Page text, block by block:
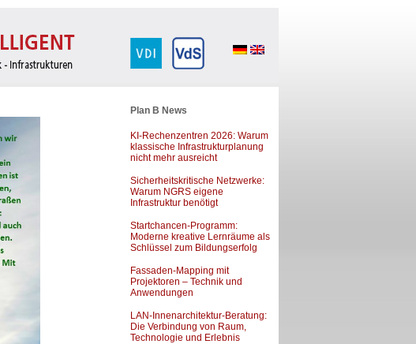
Plan B News
KI-Rechenzentren 2026: Warum
klassische Infrastrukturplanung
nicht mehr ausreicht
Sicherheitskritische Netzwerke:
Warum NGRS eigene
Infrastruktur benötigt
Startchancen-Programm:
Moderne kreative Lernräume als
Schlüssel zum Bildungserfolg
Fassaden-Mapping mit
Projektoren – Technik und
Anwendungen
LAN-Innenarchitektur-Beratung:
Die Verbindung von Raum,
Technologie und Erlebnis